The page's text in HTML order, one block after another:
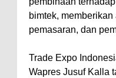
bimtek,
pemasaran, dan
Trade Expo
Wapres Jusuf Kalla